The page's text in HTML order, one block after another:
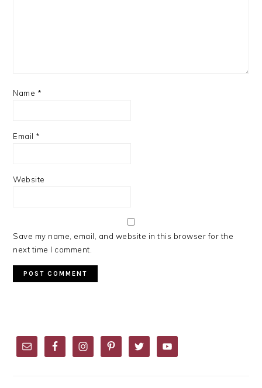
Name *
Email *
Website
Save my name, email, and website in this browser for the
next time I comment.
SIDEBAR